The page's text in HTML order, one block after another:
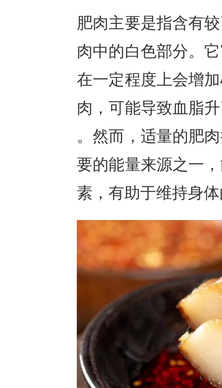
肥肉主要是指含有
肉中的白色部分。
在一定程度上会增
肉，可能导致血脂
。然而，适量的肥
要的能量来源之一
素，有助于维持身